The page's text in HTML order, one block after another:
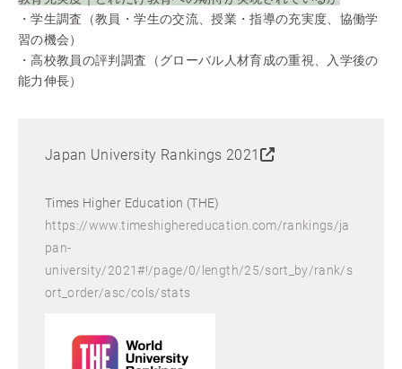
・学生調査（教員・学生の交流、授業・指導の充実度、協働学
習の機会）
・高校教員の評判調査（グローバル人材育成の重視、入学後の
能力伸長）
Japan University Rankings 2021
Times Higher Education (THE)
https://www.timeshighereducation.com/rankings/ja
pan-
university/2021#!/page/0/length/25/sort_by/rank/s
ort_order/asc/cols/stats